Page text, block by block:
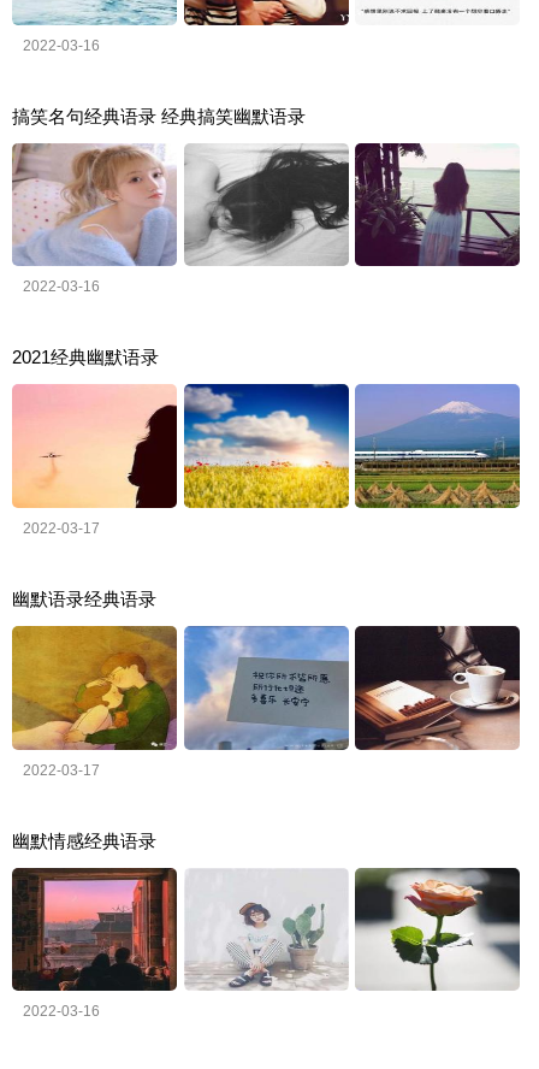
2022-03-16
搞笑名句经典语录 经典搞笑幽默语录
2022-03-16
2021经典幽默语录
2022-03-17
幽默语录经典语录
2022-03-17
幽默情感经典语录
2022-03-16